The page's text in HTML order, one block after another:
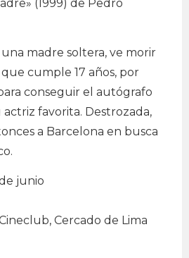
(1999) de Pedro
madre soltera, ve morir
cumple 17 años, por
conseguir el autógrafo
actriz favorita. Destrozada,
a Barcelona en busca
junio
Cercado de Lima